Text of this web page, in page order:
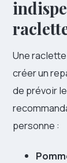
Une
créer un
de prévoir
personne :